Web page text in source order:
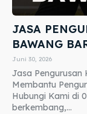
JASA
BAWANG
Juni 30, 2026
Jasa Pengurusan
Membantu
Hubungi Kami di
berkembang,...